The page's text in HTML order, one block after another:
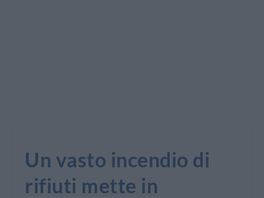
Un vasto incendio di
rifiuti mette in